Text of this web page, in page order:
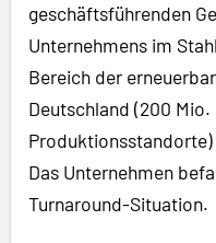
geschäftsführenden
Unternehmens im
Bereich der
Deutschland (200 Mio.
Das Unternehmen
Turnaround-Situation.